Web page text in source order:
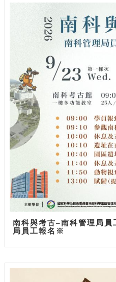
南科與考古–南科管理局
局員工報名※